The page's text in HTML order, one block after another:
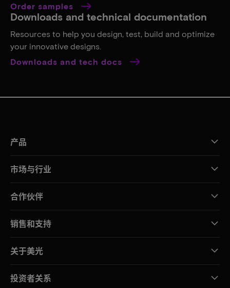
Order samples
Downloads and technical documentation
Resources to help you design, test, build and optimize
your innovative designs.
Downloads and tech docs
产品
市场与行业
合作伙伴
销售和支持
关于美光
投资者关系